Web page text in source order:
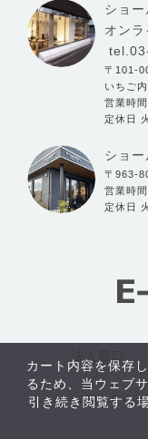
ショ
オン
〒101-
いちご
営業時
定休日
ショ
〒963-
営業時
定休日
©2004- E-
カート内容を保存
るため、当ウェブ
引き続き閲覧する